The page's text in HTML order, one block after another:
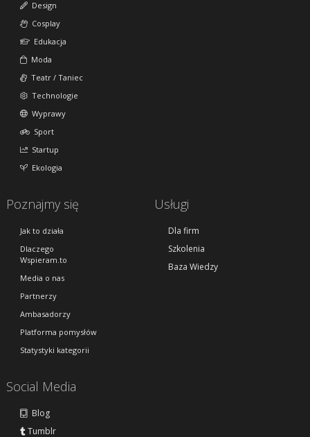
Design
Cosplay
Edukacja
Moda
Teatr / Taniec
Technologie
Wyprawy
Sport
Startup
Ekologia
Poznajmy się
Jak to działa
Dlaczego
Wspieram.to
Media o nas
Partnerzy
Ambasadorzy
Platforma pomysłów
Statystyki kategorii
Usługi
Dla firm
Szkolenia
Baza Wiedzy
Social Media
Blog
Tumblr